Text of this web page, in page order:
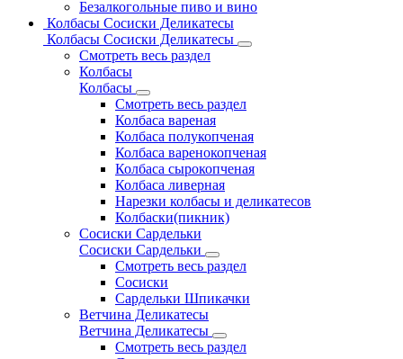
Безалкогольные пиво и вино
Колбасы Сосиски Деликатесы
Колбасы Сосиски Деликатесы
Смотреть весь раздел
Колбасы
Колбасы
Смотреть весь раздел
Колбаса вареная
Колбаса полукопченая
Колбаса варенокопченая
Колбаса сырокопченая
Колбаса ливерная
Нарезки колбасы и деликатесов
Колбаски(пикник)
Сосиски Сардельки
Сосиски Сардельки
Смотреть весь раздел
Сосиски
Сардельки Шпикачки
Ветчина Деликатесы
Ветчина Деликатесы
Смотреть весь раздел